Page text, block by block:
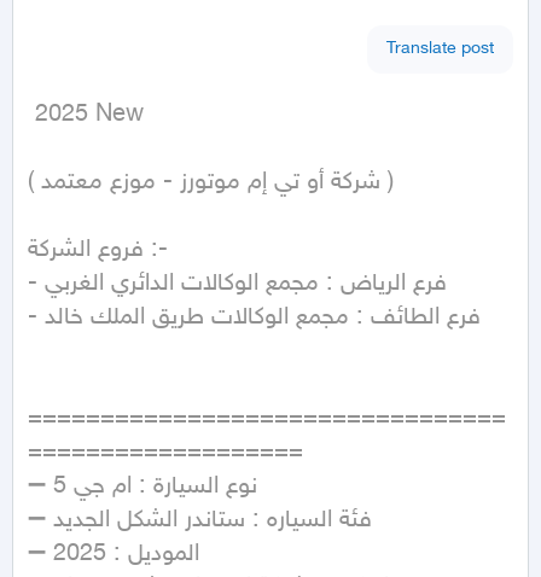
Translate post
2025 New
( شركة أو تي إم موتورز - موزع معتمد )
فروع الشركة :-
- فرع الرياض : مجمع الوكالات الدائري الغربي
- فرع الطائف : مجمع الوكالات طريق الملك خالد
=================================
===================
➖ نوع السيارة : ام جي 5
➖ فئة السياره : ستاندر الشكل الجديد
➖ الموديل : 2025